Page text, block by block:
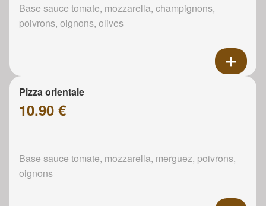
Base sauce tomate, mozzarella, champignons,
poivrons, oignons, olives
Pizza orientale
10.90 €
Base sauce tomate, mozzarella, merguez, poivrons,
oignons